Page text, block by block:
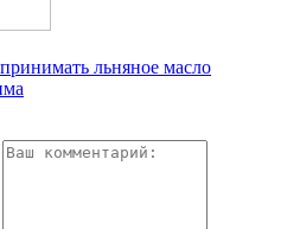
льняное масло